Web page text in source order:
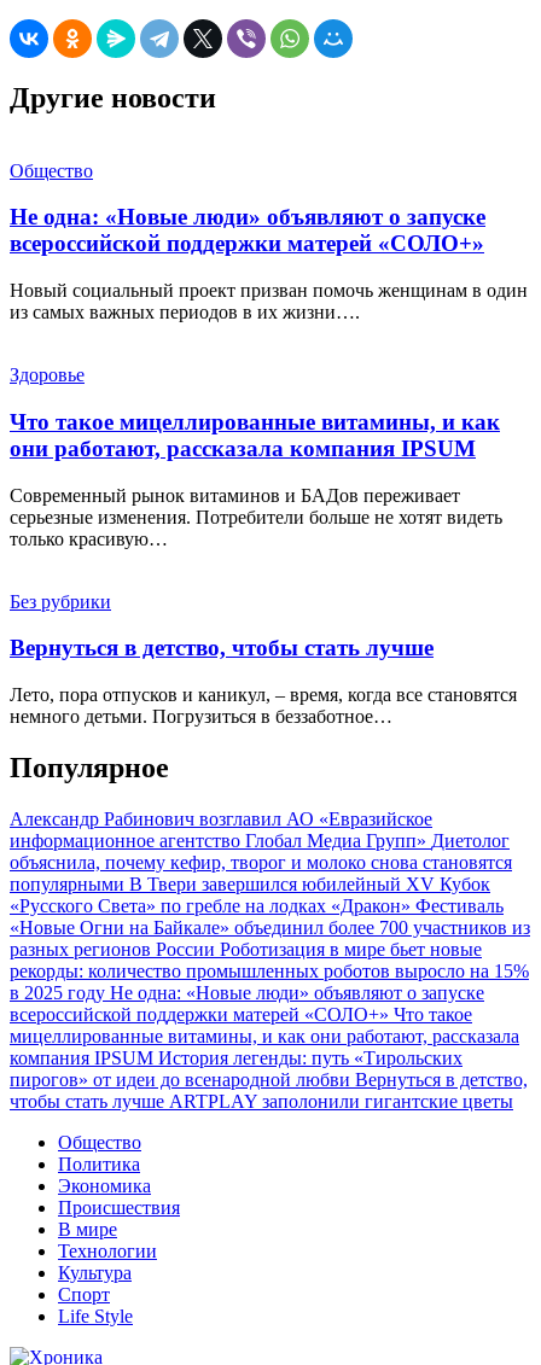
Другие новости
Общество
Не одна: «Новые люди» объявляют о запуске
всероссийской поддержки матерей «СОЛО+»
Новый социальный проект призван помочь женщинам в один
из самых важных периодов в их жизни….
Здоровье
Что такое мицеллированные витамины, и как
они работают, рассказала компания IPSUM
Современный рынок витаминов и БАДов переживает
серьезные изменения. Потребители больше не хотят видеть
только красивую…
Без рубрики
Вернуться в детство, чтобы стать лучше
Лето, пора отпусков и каникул, – время, когда все становятся
немного детьми. Погрузиться в беззаботное…
Популярное
Александр Рабинович возглавил АО «Евразийское
информационное агентство Глобал Медиа Групп» Диетолог
объяснила, почему кефир, творог и молоко снова становятся
популярными В Твери завершился юбилейный XV Кубок
«Русского Света» по гребле на лодках «Дракон» Фестиваль
«Новые Огни на Байкале» объединил более 700 участников из
разных регионов России Роботизация в мире бьет новые
рекорды: количество промышленных роботов выросло на 15%
в 2025 году Не одна: «Новые люди» объявляют о запуске
всероссийской поддержки матерей «СОЛО+» Что такое
мицеллированные витамины, и как они работают, рассказала
компания IPSUM История легенды: путь «Тирольских
пирогов» от идеи до всенародной любви Вернуться в детство,
чтобы стать лучше ARTPLAY заполонили гигантские цветы
Общество
Политика
Экономика
Происшествия
В мире
Технологии
Культура
Спорт
Life Style